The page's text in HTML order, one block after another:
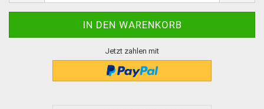
Jetzt zahlen mit